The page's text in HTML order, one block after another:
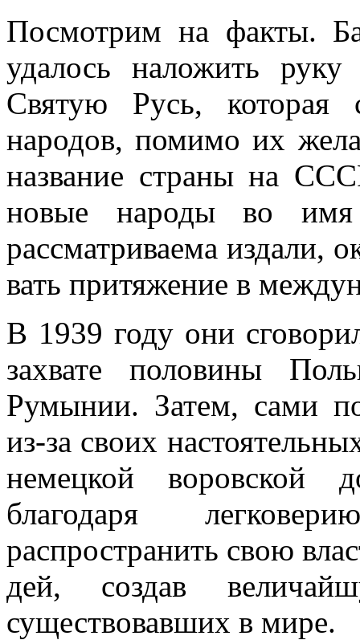
Посмотрим на факты.
удалось наложить
Святую Русь,
народов, помимо их
название страны на
новые народы во имя
рассматриваема издали,
вать притяжение в
В 1939 году они
захвате поло­вины
Румынии. Затем, сами
из-за своих
не­мецкой воровской
благодаря
распространить свою
дей, создав
существовавших в мире.